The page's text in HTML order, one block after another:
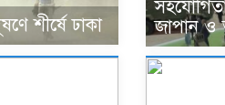
শীর্ষে ঢাকা
জাপান ও